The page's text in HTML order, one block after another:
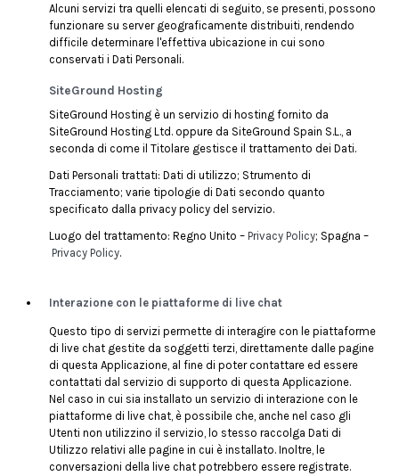
Alcuni servizi tra quelli elencati di seguito, se presenti, possono
funzionare su server geograficamente distribuiti, rendendo
difficile determinare l'effettiva ubicazione in cui sono
conservati i Dati Personali.
SiteGround Hosting
SiteGround Hosting è un servizio di hosting fornito da
SiteGround Hosting Ltd. oppure da SiteGround Spain S.L., a
seconda di come il Titolare gestisce il trattamento dei Dati.
Dati Personali trattati: Dati di utilizzo; Strumento di
Tracciamento; varie tipologie di Dati secondo quanto
specificato dalla privacy policy del servizio.
Luogo del trattamento: Regno Unito – Privacy Policy; Spagna –
Privacy Policy.
Interazione con le piattaforme di live chat
Questo tipo di servizi permette di interagire con le piattaforme
di live chat gestite da soggetti terzi, direttamente dalle pagine
di questa Applicazione, al fine di poter contattare ed essere
contattati dal servizio di supporto di questa Applicazione.
Nel caso in cui sia installato un servizio di interazione con le
piattaforme di live chat, è possibile che, anche nel caso gli
Utenti non utilizzino il servizio, lo stesso raccolga Dati di
Utilizzo relativi alle pagine in cui è installato. Inoltre, le
conversazioni della live chat potrebbero essere registrate.